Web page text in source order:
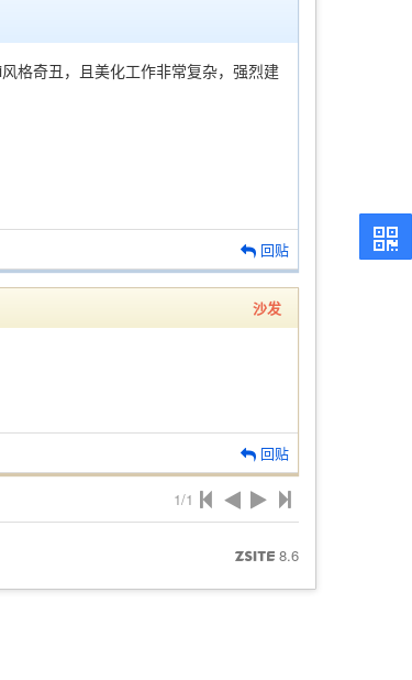
格奇丑，且美化工作非常复杂，强烈建
回贴
沙发
回贴
1/1
8.6